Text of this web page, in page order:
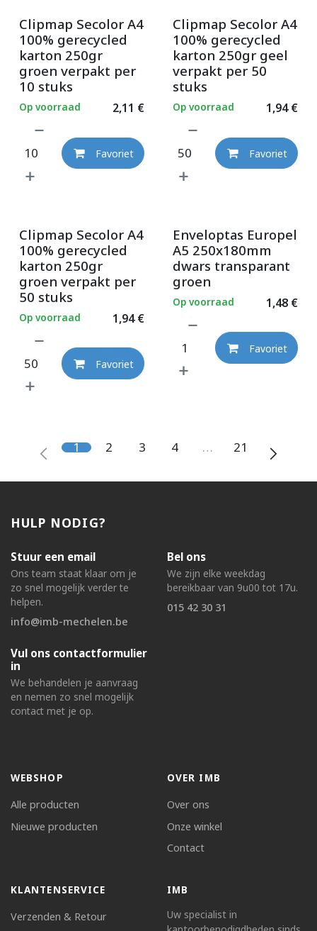
Clipmap Secolor A4
100% gerecycled
karton 250gr
groen verpakt per
10 stuks
2,11 €
Op voorraad
Favoriet
Clipmap Secolor A4
100% gerecycled
karton 250gr geel
verpakt per 50
stuks
1,94€
Op voorraad
Favoriet
Clipmap Secolor A4
100% gerecycled
karton 250gr
groen verpakt per
50 stuks
1,94€
Op voorraad
Favoriet
Enveloptas Europel
A5 250x180mm
dwars transparant
groen
1,48€
Op voorraad
Favoriet
1 2 3 4 … 21
HULP NODIG?
Stuur een email
Ons team staat klaar om je
zo snel mogelijk verder te
helpen.
info@imb-mechelen.be
Bel ons
We zijn elke weekdag
bereikbaar van 9u00 tot 17u.
015 42 30 31
Vul ons contactformulier
in
We behandelen je aanvraag
en nemen zo snel mogelijk
contact met je op.
WEBSHOP
Alle producten
Nieuwe producten
OVER IMB
Over ons
Onze winkel
Contact
KLANTENSERVICE
Verzenden & Retour
IMB
Uw specialist in